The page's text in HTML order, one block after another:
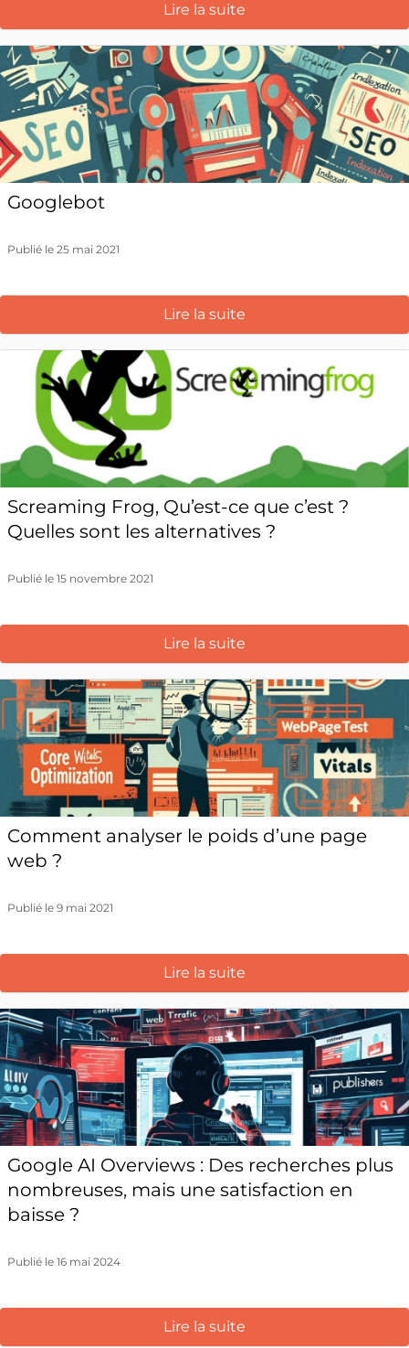
Lire la suite
Googlebot
Publié le 25 mai 2021
Lire la suite
Screaming Frog, Qu’est-ce que c’est ?
Quelles sont les alternatives ?
Publié le 15 novembre 2021
Lire la suite
Comment analyser le poids d’une page
web ?
Publié le 9 mai 2021
Lire la suite
Google AI Overviews : Des recherches plus
nombreuses, mais une satisfaction en
baisse ?
Publié le 16 mai 2024
Lire la suite